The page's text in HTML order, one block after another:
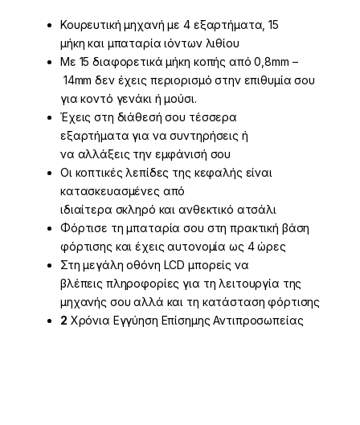
Κουρευτική μηχανή με 4 εξαρτήματα, 15
μήκη και μπαταρία ιόντων λιθίου
Με 15 διαφορετικά μήκη κοπής από 0,8mm –
14mm δεν έχεις περιορισμό στην επιθυμία σου
για κοντό γενάκι ή μούσι.
Έχεις στη διάθεσή σου τέσσερα
εξαρτήματα για να συντηρήσεις ή
να αλλάξεις την εμφάνισή σου
Οι κοπτικές λεπίδες της κεφαλής είναι
κατασκευασμένες από
ιδιαίτερα σκληρό και ανθεκτικό ατσάλι
Φόρτισε τη μπαταρία σου στη πρακτική βάση
φόρτισης και έχεις αυτονομία ως 4 ώρες
Στη μεγάλη οθόνη LCD μπορείς να
βλέπεις πληροφορίες για τη λειτουργία της
μηχανής σου αλλά και τη κατάσταση φόρτισης
2 Χρόνια Εγγύηση Επίσημης Αντιπροσωπείας